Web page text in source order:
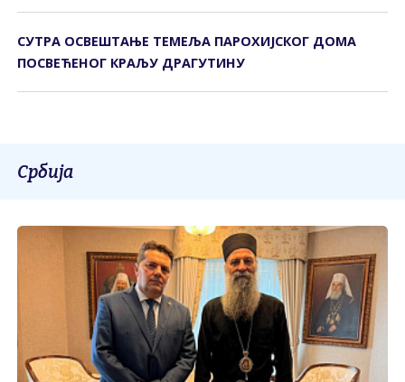
СУТРА ОСВЕШТАЊЕ ТЕМЕЉА ПАРОХИЈСКОГ ДОМА
ПОСВЕЋЕНОГ КРАЉУ ДРАГУТИНУ
Србија